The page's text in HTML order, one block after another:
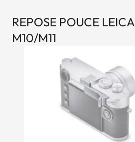
REPOSE POUCE LEICA
M10/M11